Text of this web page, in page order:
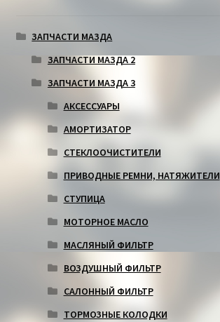
ЗАПЧАСТИ МАЗДА
ЗАПЧАСТИ МАЗДА 2
ЗАПЧАСТИ МАЗДА 3
АКСЕССУАРЫ
АМОРТИЗАТОР
СТЕКЛООЧИСТИТЕЛИ
ПРИВОДНЫЕ РЕМНИ, НАТЯЖИТЕЛИ
СТУПИЦА
МОТОРНОЕ МАСЛО
МАСЛЯНЫЙ ФИЛЬТР
ВОЗДУШНЫЙ ФИЛЬТР
САЛОННЫЙ ФИЛЬТР
ТОРМОЗНЫЕ КОЛОДКИ